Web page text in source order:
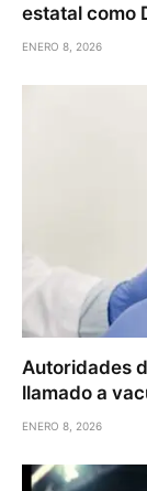
estatal como
ENERO 8, 2026
Autoridades
llamado a
ENERO 8, 2026